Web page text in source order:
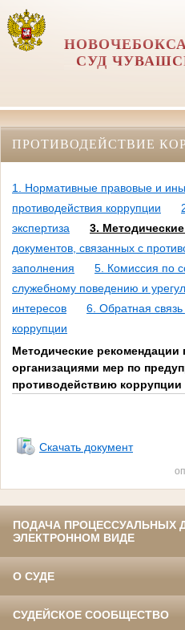
СУД
ПРОТИВОДЕЙСТВИЕ
1. Нормативные правовые и
противодействия коррупции
экспертиза
3.
документов, связанных с
заполнения
5. Комиссия по
служебному поведению и
интересов
6. Обратная
коррупции
Методические рекомендации
организациями мер по
противодействию коррупции
Скачать документ
ПОДАЧА ПРОЦЕССУАЛЬНЫХ
ЭЛЕКТРОННОМ ВИДЕ
О СУДЕ
СУДЕЙСКОЕ СООБЩЕСТВО